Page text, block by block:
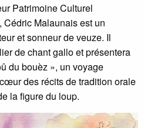
Patrimoine Culturel
Cédric Malaunais est un
et sonneur de veuze. Il
de chant gallo et présentera
du bouèz », un voyage
des récits de tradition orale
la figure du loup.